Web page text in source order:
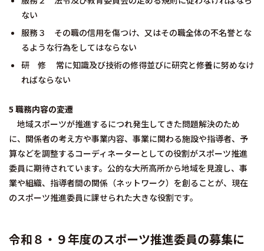
ない
服務３ その職の信用を傷つけ、又はその職全体の不名誉とな
るような行為をしてはならない
研 修 常に知識及び技術の修得並びに研究と修養に努めなけ
ればならない
5 職務内容の変遷
地域スポーツが推進するにつれ発生してきた問題解決のため
に、関係者の考え方や事業内容、事業に関わる施設や指導者、予
算などを調整するコーディネーターとしての役割がスポーツ推進
委員に期待されています。公的な大所高所から地域を見渡し、事
業や組織、指導者間の関係（ネットワーク）を創ることが、現在
のスポーツ推進委員に課せられた大きな役割です。
令和８・９年度のスポーツ推進委員の募集に